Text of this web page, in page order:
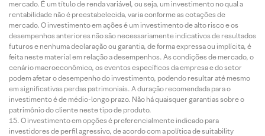
mercado. É um título de renda variável, ou seja, um investimento no qual a
rentabilidade não é preestabelecida, varia conforme as cotações de
mercado. O investimento em ações é um investimento de alto risco e os
desempenhos anteriores não são necessariamente indicativos de resultados
futuros e nenhuma declaração ou garantia, de forma expressa ou implícita, é
feita neste material em relação a desempenhos. As condições de mercado, o
cenário macroeconômico, os eventos específicos da empresa e do setor
podem afetar o desempenho do investimento, podendo resultar até mesmo
em significativas perdas patrimoniais. A duração recomendada para o
investimento é de médio-longo prazo. Não há quaisquer garantias sobre o
patrimônio do cliente neste tipo de produto.
O investimento em opções é preferencialmente indicado para
investidores de perfil agressivo, de acordo com a política de suitability